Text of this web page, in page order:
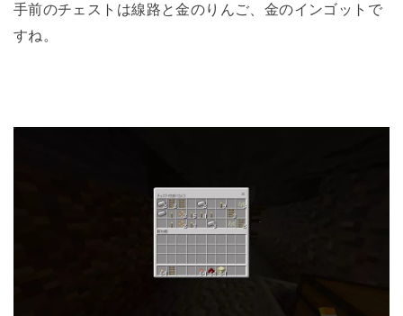
手前のチェストは線路と金のりんご、金のインゴットで
すね。